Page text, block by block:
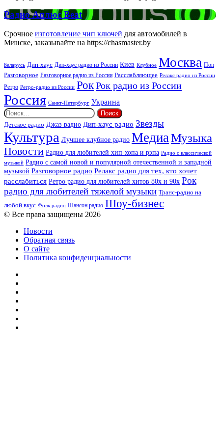
Радио
Аплюс
Beat
Радио Аплюс Beat
Срочное изготовление чип ключей для автомобилей в
Минске, заказывайте на https://chasmaster.by
Беларусь Дип-хаус Дип-хаус радио из России Киев Клубное Москва Поп
Разговорное Разговорное радио из России Расслабляющее Релакс радио из России
Ретро Ретро-радио из России РокРок радио из России
Россия Санкт-Петербург Украина
Найти:
Детское радио Джаз радио Дип-хаус радио Звезды
Культура Лучшее клубное радио МедиаМузыка
Новости Радио для любителей хип-хопа и рэпа Радио с классической
музыкой Радио с самой новой и популярной отечественной и западной
музыкой Разговорное радио Релакс радио для тех, кто хочет
расслабиться Ретро радио для любителей хитов 80х и 90х Рок
радио для любителей тяжелой музыки Транс-радио на
любой вкус Фолк радио Шансон радио Шоу-бизнес
© Все права защищены 2026
Новости
Обратная связь
О сайте
Политика конфиденциальности